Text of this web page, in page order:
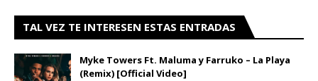
TAL VEZ TE INTERESEN ESTAS ENTRADAS
Myke Towers Ft. Maluma y Farruko – La Playa
(Remix) [Official Video]